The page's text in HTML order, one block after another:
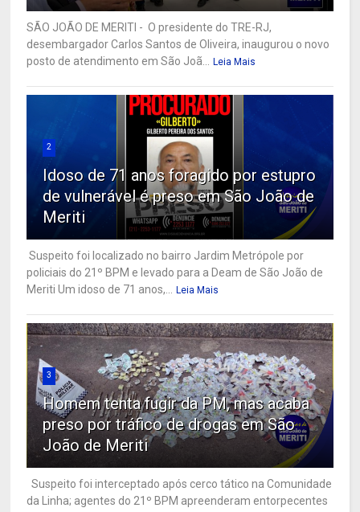
SÃO JOÃO DE MERITI - O presidente do TRE-RJ,
desembargador Carlos Santos de Oliveira, inaugurou o novo
posto de atendimento em São Joã... Leia Mais
2
Idoso de 71 anos foragido por estupro
de vulnerável é preso em São João de
Meriti
Suspeito foi localizado no bairro Jardim Metrópole por
policiais do 21º BPM e levado para a Deam de São João de
Meriti Um idoso de 71 anos,... Leia Mais
3
Homem tenta fugir da PM, mas acaba
preso por tráfico de drogas em São
João de Meriti
Suspeito foi interceptado após cerco tático na Comunidade
da Linha; agentes do 21º BPM apreenderam entorpecentes